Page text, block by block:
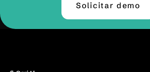
Solicitar demo